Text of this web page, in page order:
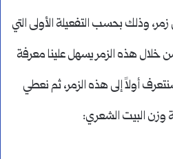
وذلك بحسب التفعيلة الأولى التي
خلال هذه الزمر يسهل علينا معرفة
أولاً إلى هذه الزمر، ثم نعطي
البيت الشعري: